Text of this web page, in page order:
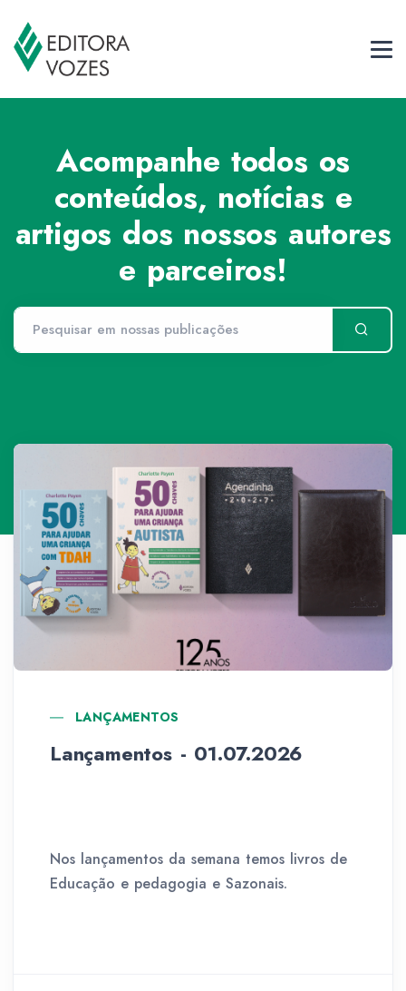
Acompanhe todos os
conteúdos, notícias e
artigos dos nossos autores
e parceiros!
LANÇAMENTOS
Lançamentos - 01.07.2026
Nos lançamentos da semana temos livros de
Educação e pedagogia e Sazonais.